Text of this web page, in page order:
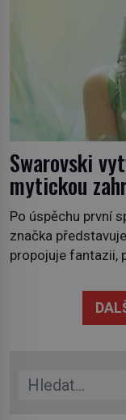
Swarovski
mytickou
Po úspěchu první
značka
propojuje fantazii,
třicítka šperků
Spolupráce mezi